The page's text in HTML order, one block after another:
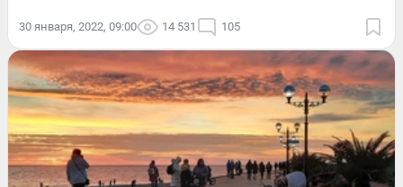
30 января, 2022, 09:00 14 531 105